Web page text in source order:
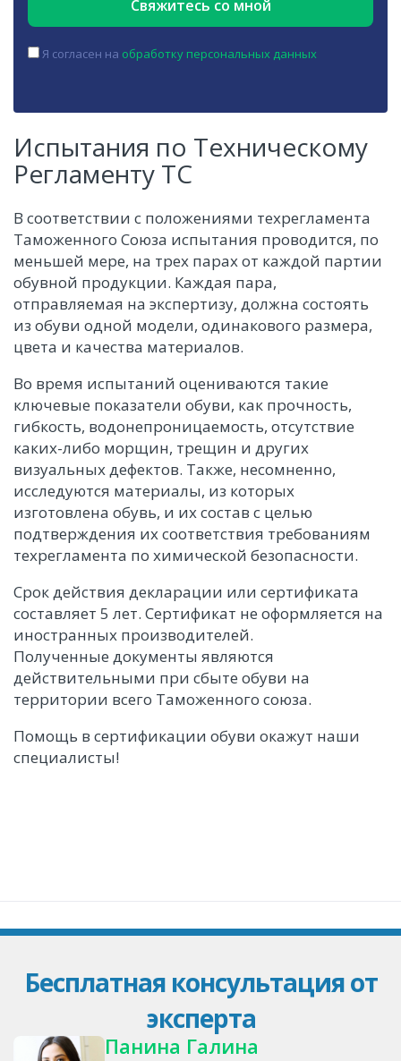
Я согласен на обработку персональных данных
Испытания по Техническому
Регламенту ТС
В соответствии с положениями техрегламента
Таможенного Союза испытания проводится, по
меньшей мере, на трех парах от каждой партии
обувной продукции. Каждая пара,
отправляемая на экспертизу, должна состоять
из обуви одной модели, одинакового размера,
цвета и качества материалов.
Во время испытаний оцениваются такие
ключевые показатели обуви, как прочность,
гибкость, водонепроницаемость, отсутствие
каких-либо морщин, трещин и других
визуальных дефектов. Также, несомненно,
исследуются материалы, из которых
изготовлена обувь, и их состав с целью
подтверждения их соответствия требованиям
техрегламента по химической безопасности.
Срок действия декларации или сертификата
составляет 5 лет. Сертификат не оформляется на
иностранных производителей.
Полученные документы являются
действительными при сбыте обуви на
территории всего Таможенного союза.
Помощь в сертификации обуви окажут наши
специалисты!
Бесплатная консультация от
эксперта
Панина Галина